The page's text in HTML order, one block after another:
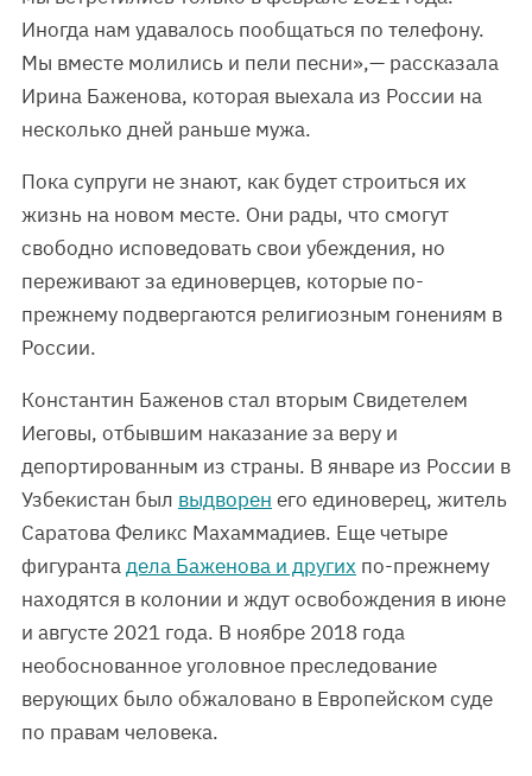
Иногда нам удавалось пообщаться по телефону.
Мы вместе молились и пели песни»,— рассказала
Ирина Баженова, которая выехала из России на
несколько дней раньше мужа.
Пока супруги не знают, как будет строиться их
жизнь на новом месте. Они рады, что смогут
свободно исповедовать свои убеждения, но
переживают за единоверцев, которые по-
прежнему подвергаются религиозным гонениям в
России.
Константин Баженов стал вторым Свидетелем
Иеговы, отбывшим наказание за веру и
депортированным из страны. В январе из России в
Узбекистан был выдворен его единоверец, житель
Саратова Феликс Махаммадиев. Еще четыре
фигурантадела Баженова и других по-прежнему
находятся в колонии и ждут освобождения в июне
и августе 2021 года. В ноябре 2018 года
необоснованное уголовное преследование
верующих было обжаловано в Европейском суде
по правам человека.